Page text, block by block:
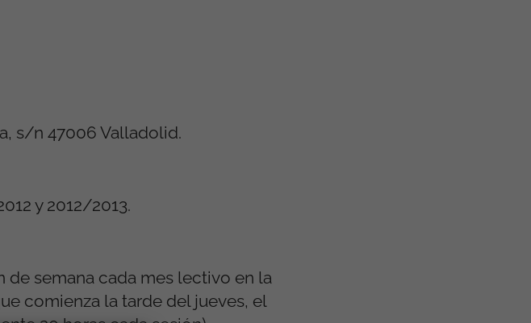
s/n 47006 Valladolid.
y 2012/2013.
de semana cada mes lectivo en la
comienza la tarde del jueves, el